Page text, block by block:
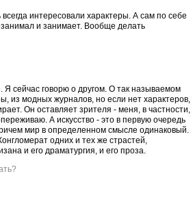
интересовали характеры. А сам по себе
и занимает. Вообще делать
сейчас говорю о другом. О так называемом
из модных журналов, но если нет характеров,
Он оставляет зрителя - меня, в частности,
А искусство - это в первую очередь
мир в определенном смысле одинаковый.
одних и тех же страстей,
и его драматургия, и его проза.